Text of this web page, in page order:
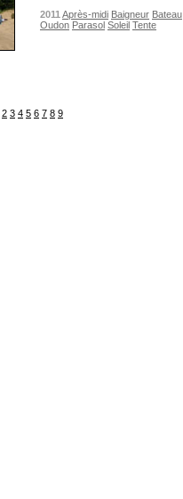
2011 Après-midi Baigneur Bateau
Oudon Parasol Soleil Tente
2 3 4 5 6 7 8 9